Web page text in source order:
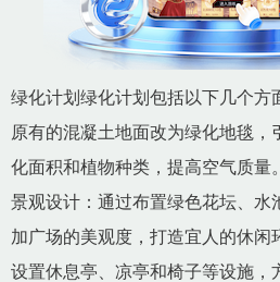
绿化计划绿化计划包括以下几个方
原有的混凝土地面改为绿化地毯，
化面积和植物种类，提高空气质量
景观设计：通过布置绿色花坛、水
加广场的美观度，打造宜人的休闲
设置休息亭、凉亭和椅子等设施，